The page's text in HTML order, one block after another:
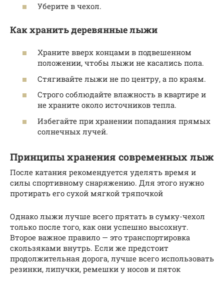
Уберите в чехол.
Как хранить деревянные лыжи
Храните вверх концами в подвешенном
положении, чтобы лыжи не касались пола.
Стягивайте лыжи не по центру, а по краям.
Строго соблюдайте влажность в квартире и
не храните около источников тепла.
Избегайте при хранении попадания прямых
солнечных лучей.
Принципы хранения современных лыж
После катания рекомендуется уделять время и
силы спортивному снаряжению. Для этого нужно
протирать его сухой мягкой тряпочкой
Однако лыжи лучше всего прятать в сумку-чехол
только после того, как они успешно высохнут.
Второе важное правило — это транспортировка
скользяками внутрь. Если же предстоит
продолжительная дорога, лучше всего использовать
резинки, липучки, ремешки у носов и пяток